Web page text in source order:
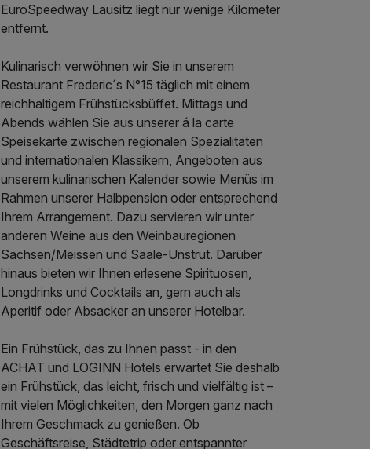
EuroSpeedway Lausitz liegt nur wenige Kilometer
entfernt.
Kulinarisch verwöhnen wir Sie in unserem
Restaurant Frederic´s N°15 täglich mit einem
reichhaltigem Frühstücksbüffet. Mittags und
Abends wählen Sie aus unserer á la carte
Speisekarte zwischen regionalen Spezialitäten
und internationalen Klassikern, Angeboten aus
unserem kulinarischen Kalender sowie Menüs im
Rahmen unserer Halbpension oder entsprechend
Ihrem Arrangement. Dazu servieren wir unter
anderen Weine aus den Weinbauregionen
Sachsen/Meissen und Saale-Unstrut. Darüber
hinaus bieten wir Ihnen erlesene Spirituosen,
Longdrinks und Cocktails an, gern auch als
Aperitif oder Absacker an unserer Hotelbar.
Ein Frühstück, das zu Ihnen passt - in den
ACHAT und LOGINN Hotels erwartet Sie deshalb
ein Frühstück, das leicht, frisch und vielfältig ist –
mit vielen Möglichkeiten, den Morgen ganz nach
Ihrem Geschmack zu genießen. Ob
Geschäftsreise, Städtetrip oder entspannter